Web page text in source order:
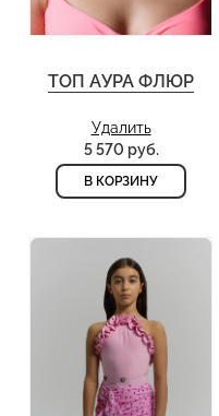
ТОП АУРА ФЛЮР
Удалить
5 570 руб.
В КОРЗИНУ